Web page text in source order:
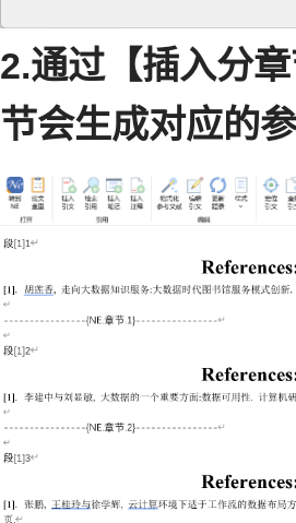
2.通过【插入分
节会生成对应的